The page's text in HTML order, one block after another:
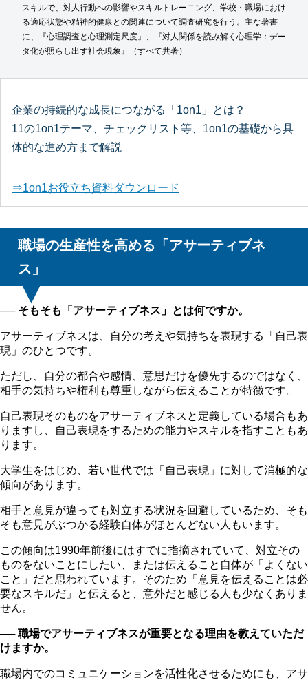
スキルで、対人行動への影響やスキルトレーニング、学校・職場におけ
る適応状態や精神的健康との関連について調査研究を行う。主な著書
に、『心理調査と心理測定尺度』、『対人関係を読み解く心理学：デー
タ化が照らし出す社会現象』（すべて共著）
企業の持続的な成長につながる「1on1」とは？
11の1on1テーマ、チェックリスト等、1on1の基礎から具
体的な進め方まで解説
⇒1on1お役立ち資料ダウンロード
職場の生産性を高める「アサーティブネ
ス」
── そもそも「アサーティブネス」とは何ですか。
アサーティブネスは、自分の考えや気持ちを表現する「自己表
現」のひとつです。
ただし、自分の都合や感情、意思だけを優先するのではなく、
相手の気持ちや権利も尊重しながら伝えることが特徴です。
自己表現そのものをアサーティブネスと定義している場合もあ
りますし、自己表現をするための能力やスキルを指すこともあ
ります。
大学生をはじめ、若い世代では「自己表現」に対して消極的な
傾向があります。
相手と意見が違っても対立する状況を回避しているため、そも
そも意見がぶつかる経験自体がほとんどない人もいます。
この傾向は1990年前後にはすでに指摘されていて、対立その
ものをないことにしたい、または伝えること自体が「よくない
こと」だと思われています。そのため「意見を伝えることは必
要なスキルだ」と伝えると、意外だと感じる人も少なくありま
せん。
──職場でアサーティブネスが重要となる理由を教えていただ
けますか。
職場内でのコミュニケーションを活性化させるためにも、アサ